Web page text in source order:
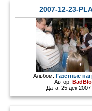
2007-12-23-
Альбом:Газетные
Автор:
Дата: 25 дек 2007